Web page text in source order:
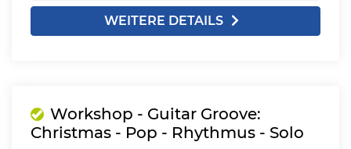
WEITERE DETAILS
Workshop - Guitar Groove:
Christmas - Pop - Rhythmus - Solo